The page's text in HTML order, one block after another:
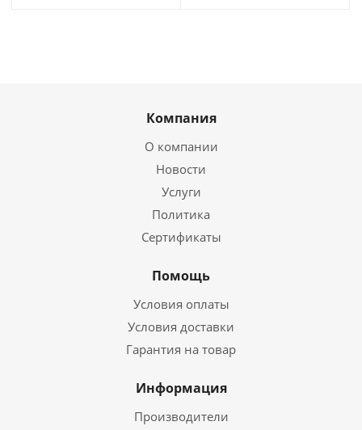
Компания
О компании
Новости
Услуги
Политика
Сертификаты
Помощь
Условия оплаты
Условия доставки
Гарантия на товар
Информация
Производители